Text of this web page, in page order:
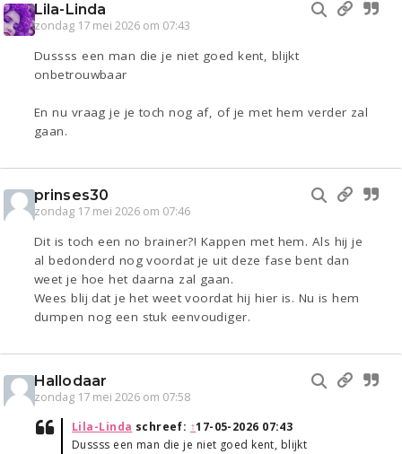
Lila-Linda
zondag 17 mei 2026 om 07:43
Dussss een man die je niet goed kent, blijkt
onbetrouwbaar
En nu vraag je je toch nog af, of je met hem verder zal
gaan.
prinses30
zondag 17 mei 2026 om 07:46
Dit is toch een no brainer?! Kappen met hem. Als hij je
al bedonderd nog voordat je uit deze fase bent dan
weet je hoe het daarna zal gaan.
Wees blij dat je het weet voordat hij hier is. Nu is hem
dumpen nog een stuk eenvoudiger.
Hallodaar
zondag 17 mei 2026 om 07:58
Lila-Linda schreef: ↑17-05-2026 07:43
Dussss een man die je niet goed kent, blijkt